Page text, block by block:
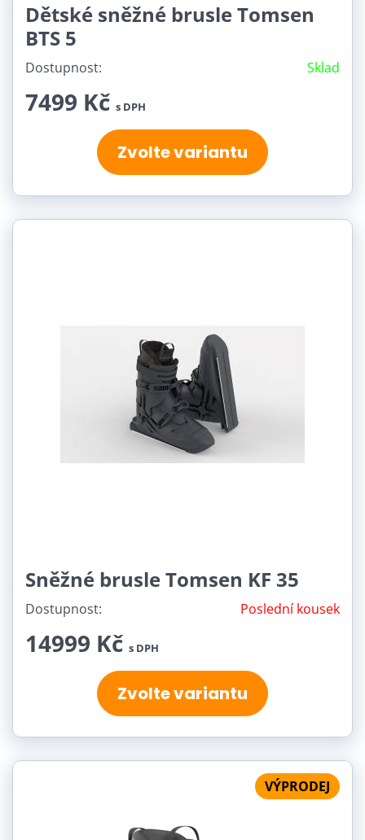
Dětské sněžné brusle Tomsen
BTS 5
Dostupnost: Sklad
7499 Kč s DPH
Zvolte variantu
Sněžné brusle Tomsen KF 35
Dostupnost: Poslední kousek
14999 Kč s DPH
Zvolte variantu
VÝPRODEJ